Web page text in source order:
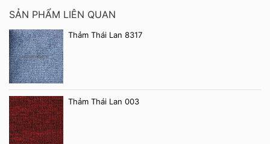
SẢN PHẨM LIÊN QUAN
Thảm Thái Lan 8317
Thảm Thái Lan 003